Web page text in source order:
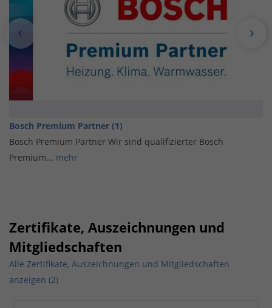
Bosch Premium Partner (1)
Bosch Premium Partner Wir sind qualifizierter Bosch
Premium... mehr
Zertifikate, Auszeichnungen und
Mitgliedschaften
Alle Zertifikate, Auszeichnungen und Mitgliedschaften
anzeigen (2)